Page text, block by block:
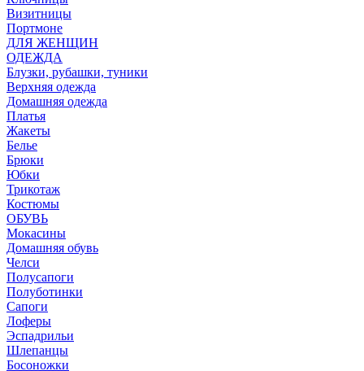
Визитницы
Портмоне
ДЛЯ ЖЕНЩИН
ОДЕЖДА
Блузки, рубашки, туники
Верхняя одежда
Домашняя одежда
Платья
Жакеты
Белье
Брюки
Юбки
Трикотаж
Костюмы
ОБУВЬ
Мокасины
Домашняя обувь
Челси
Полусапоги
Полуботинки
Сапоги
Лоферы
Эспадрильи
Шлепанцы
Босоножки